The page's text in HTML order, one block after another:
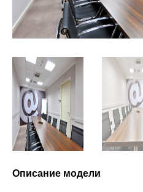
Описание модели